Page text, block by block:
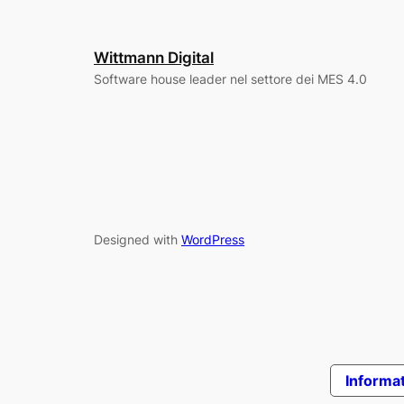
Wittmann Digital
Software house leader nel settore dei MES 4.0
Designed with WordPress